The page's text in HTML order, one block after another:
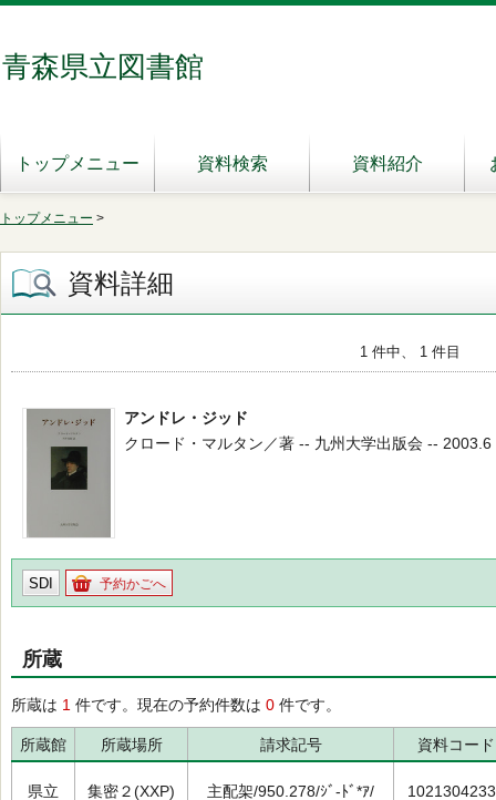
青森県立図書館
トップメニュー 資料検索 資料紹介
トップメニュー >
資料詳細
1 件中、 1 件目
アンドレ・ジッド
クロード・マルタン／著 -- 九州大学出版会 --
SDI 予約かごへ
所蔵
所蔵は 1 件です。現在の予約件数は 0 件です。
所蔵館 所蔵場所 請求記号 資料コード
県立 集密２(XXP) 主配架/950.278/ｼﾞ-ﾄﾞ*ｱ/